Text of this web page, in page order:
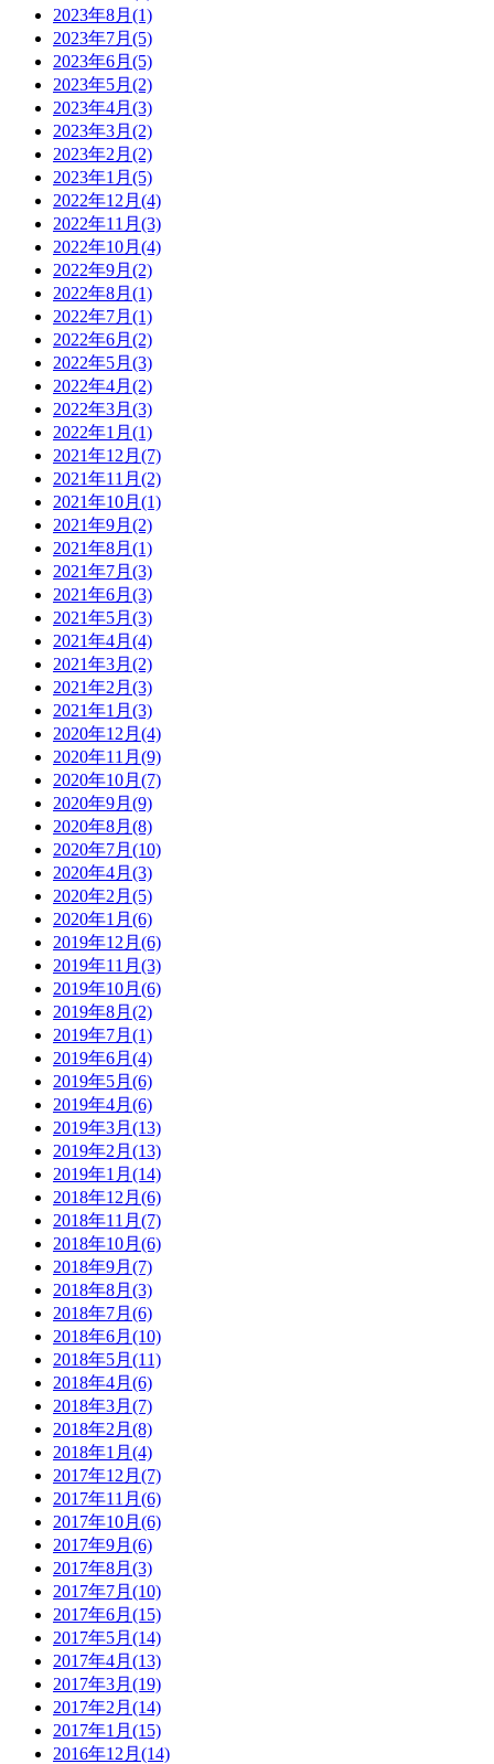
2023年8月(1)
2023年7月(5)
2023年6月(5)
2023年5月(2)
2023年4月(3)
2023年3月(2)
2023年2月(2)
2023年1月(5)
2022年12月(4)
2022年11月(3)
2022年10月(4)
2022年9月(2)
2022年8月(1)
2022年7月(1)
2022年6月(2)
2022年5月(3)
2022年4月(2)
2022年3月(3)
2022年1月(1)
2021年12月(7)
2021年11月(2)
2021年10月(1)
2021年9月(2)
2021年8月(1)
2021年7月(3)
2021年6月(3)
2021年5月(3)
2021年4月(4)
2021年3月(2)
2021年2月(3)
2021年1月(3)
2020年12月(4)
2020年11月(9)
2020年10月(7)
2020年9月(9)
2020年8月(8)
2020年7月(10)
2020年4月(3)
2020年2月(5)
2020年1月(6)
2019年12月(6)
2019年11月(3)
2019年10月(6)
2019年8月(2)
2019年7月(1)
2019年6月(4)
2019年5月(6)
2019年4月(6)
2019年3月(13)
2019年2月(13)
2019年1月(14)
2018年12月(6)
2018年11月(7)
2018年10月(6)
2018年9月(7)
2018年8月(3)
2018年7月(6)
2018年6月(10)
2018年5月(11)
2018年4月(6)
2018年3月(7)
2018年2月(8)
2018年1月(4)
2017年12月(7)
2017年11月(6)
2017年10月(6)
2017年9月(6)
2017年8月(3)
2017年7月(10)
2017年6月(15)
2017年5月(14)
2017年4月(13)
2017年3月(19)
2017年2月(14)
2017年1月(15)
2016年12月(14)